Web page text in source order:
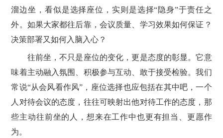
溜边坐，看似是选择座位，实则是选择“隐身”于责任之
外。如果大家都往后靠，会议质量、学习效果如何保证？
决策部署又如何入脑入心？
往前坐，不只是座位的变化，更是态度的彰显。它意
味着主动融入氛围、积极参与互动、敢于接受检验。我们
常说“从会风看作风”‌‌‌，座位选择也应包括在其中吧，一个
人对待会议的态度，往往可映射出他对待工作的态度，那
些主动往前坐的人，想来在工作中也更有担当、更愿作
为。